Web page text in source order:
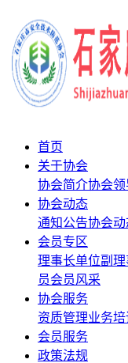
首页
关于协会
协会简介协会领
协会动态
通知公告协会动
会员专区
理事长单位副
员会员风采
协会服务
资质管理业务培
会员服务
政策法规